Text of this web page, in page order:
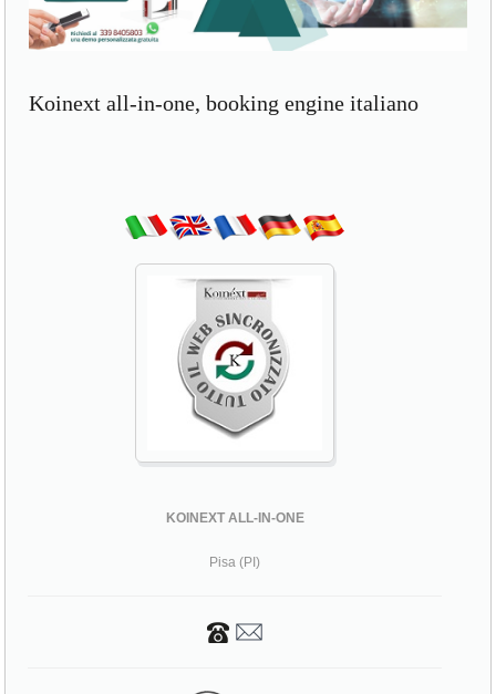
Koinext all-in-one, booking engine italiano
KOINEXT ALL-IN-ONE
Pisa (PI)